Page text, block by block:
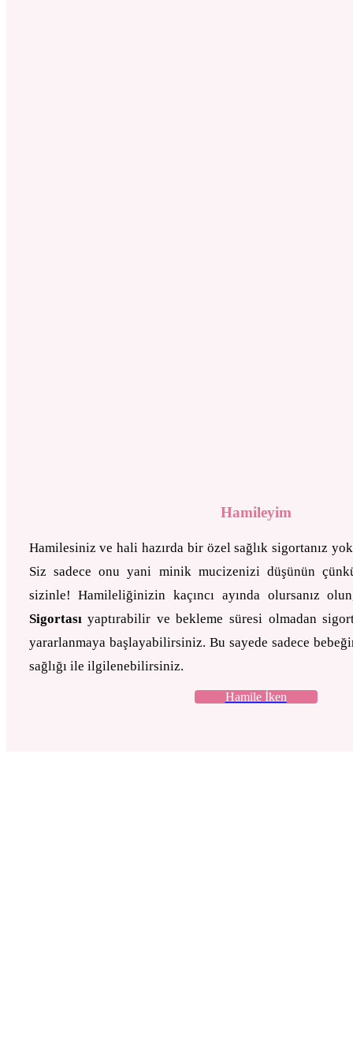
Hamileyim
Hamilesiniz ve hali hazırda bir özel sağlık sigortanız
Siz sadece onu yani minik mucizenizi düşünün
sizinle! Hamileliğinizin kaçıncı ayında olursanız
Sigortasıyaptırabilir ve bekleme süresi olmadan
yararlanmaya başlayabilirsiniz. Bu sayede sadece
sağlığı ile ilgilenebilirsiniz.
Hamile İken